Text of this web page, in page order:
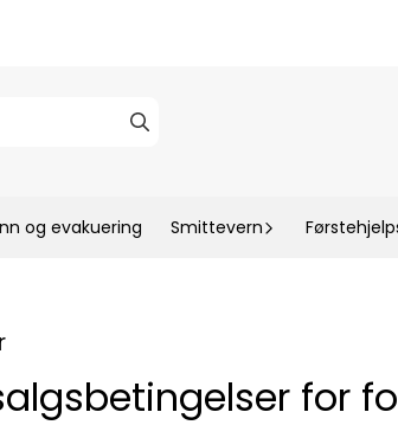
og evakuering Smittevern
for